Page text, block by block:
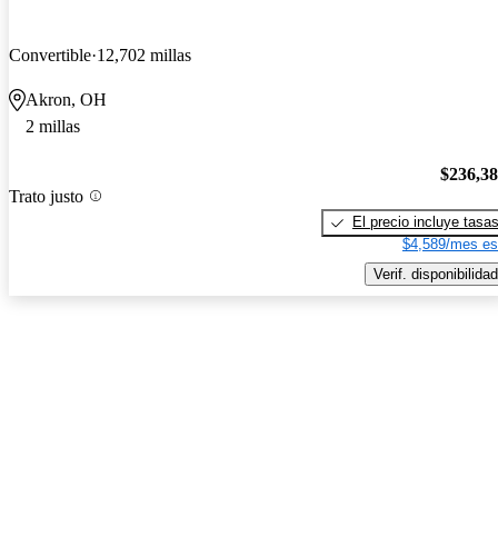
Convertible 12,702 millas
Akron, OH
2 millas
Trato justo
El precio incluye tasas
$4,589/mes
Verif. disponibilidad